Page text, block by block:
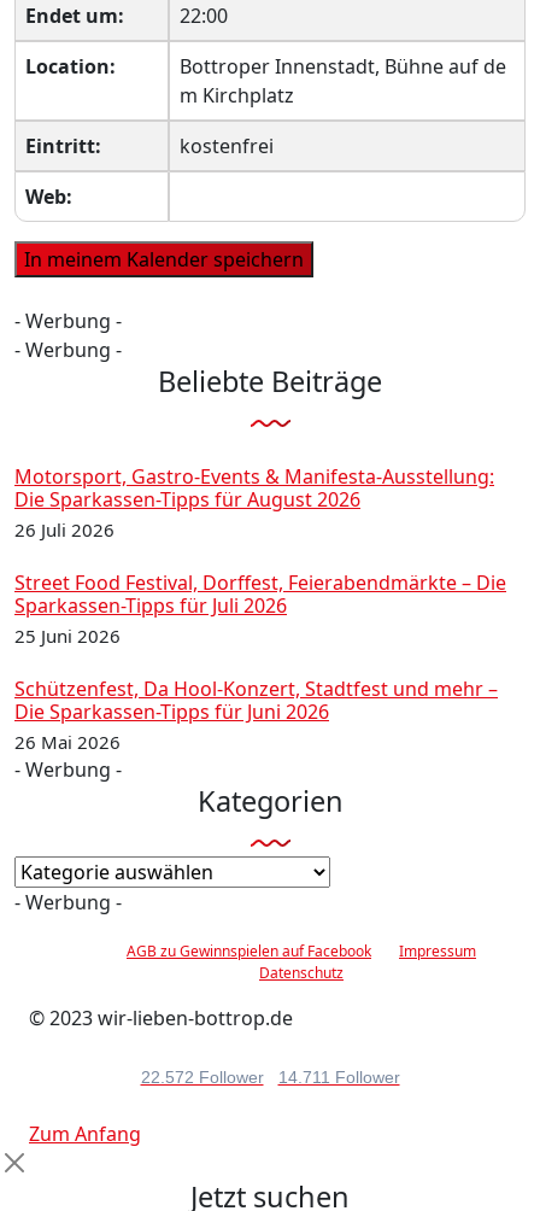
Endet um:
22:00
Location:
Bottroper Innenstadt, Bühne auf de
m Kirchplatz
Eintritt:
kostenfrei
Web:
- Werbung -
- Werbung -
Beliebte Beiträge
Motorsport, Gastro-Events & Manifesta-Ausstellung:
Die Sparkassen-Tipps für August 2026
26 Juli 2026
Street Food Festival, Dorffest, Feierabendmärkte – Die
Sparkassen-Tipps für Juli 2026
25 Juni 2026
Schützenfest, Da Hool-Konzert, Stadtfest und mehr –
Die Sparkassen-Tipps für Juni 2026
26 Mai 2026
- Werbung -
Kategorien
Kategorien
- Werbung -
AGB zu Gewinnspielen auf Facebook
Impressum
Datenschutz
© 2023 wir-lieben-bottrop.de
22.572 Follower 14.711 Follower
Zum Anfang
Jetzt suchen